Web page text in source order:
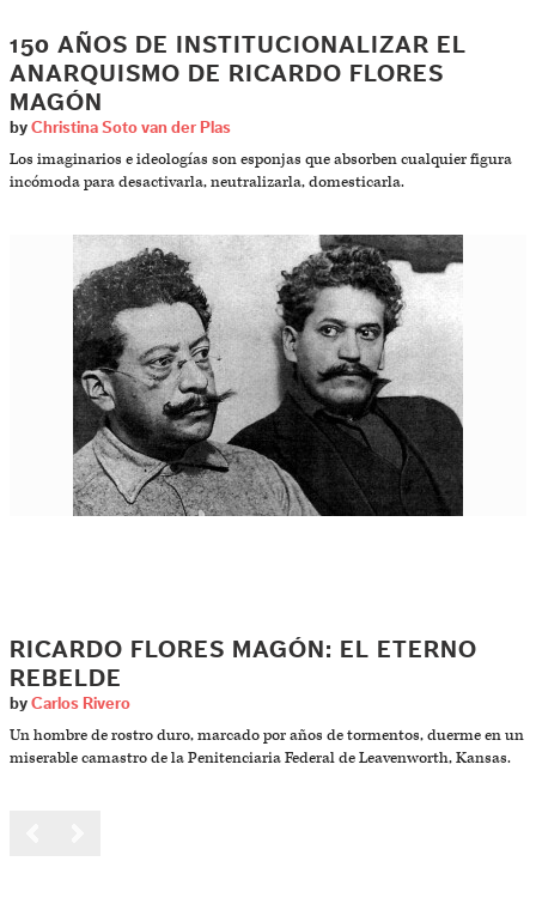
150 AÑOS DE INSTITUCIONALIZAR EL
ANARQUISMO DE RICARDO FLORES
MAGÓN
by Christina Soto van der Plas
Los imaginarios e ideologías son esponjas que absorben cualquier figura
incómoda para desactivarla, neutralizarla, domesticarla.
RICARDO FLORES MAGÓN: EL ETERNO
REBELDE
by Carlos Rivero
Un hombre de rostro duro, marcado por años de tormentos, duerme en un
miserable camastro de la Penitenciaria Federal de Leavenworth, Kansas.